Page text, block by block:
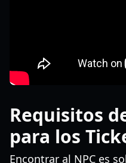
Requisitos
para los
Encontrar al NPC es